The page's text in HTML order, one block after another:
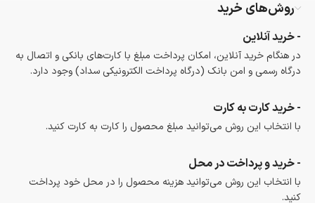
روش‌های خرید
- خرید آنلاین
در هنگام خرید آنلاین، امکان پرداخت مبلغ با کارت‌های بانکی و اتصال به
درگاه رسمی و امن بانک (درگاه پرداخت الکترونیکی سداد) وجود دارد.
- خرید کارت به کارت
با انتخاب این روش می‌توانید مبلغ محصول را کارت به کارت کنید.
- خرید و پرداخت در محل
با انتخاب این روش می‌توانید هزینه محصول را در محل خود پرداخت
کنید.